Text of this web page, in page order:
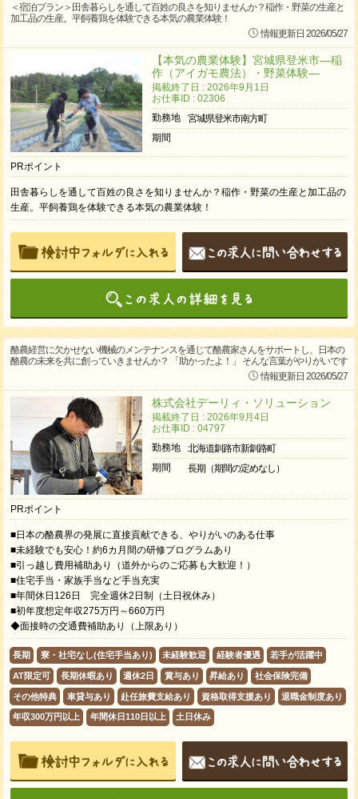
＜宿泊プラン＞田舎暮らしを通して百姓の良さを知りませんか？稲作・野菜の生産と
加工品の生産。平飼養鶏を体験できる本気の農業体験！
情報更新日 2026/05/27
【本気の農業体験】宮城県登米市―稲
作（アイガモ農法）・野菜体験―
掲載終了日 : 2026年9月1日
お仕事ID : 02306
勤務地
宮城県登米市南方町
期間
PRポイント
田舎暮らしを通して百姓の良さを知りませんか？稲作・野菜の生産と加工品の
生産。平飼養鶏を体験できる本気の農業体験！
酪農経営に欠かせない機械のメンテナンスを通じて酪農家さんをサポートし、日本の
酪農の未来を共に創っていきませんか？ 「助かったよ！」 そんな言葉がやりがいです
情報更新日 2026/05/27
株式会社デーリィ・ソリューション
掲載終了日 : 2026年9月4日
お仕事ID : 04797
勤務地
北海道釧路市新釧路町
期間
長期（期間の定めなし）
PRポイント
■日本の酪農界の発展に直接貢献できる、やりがいのある仕事
■未経験でも安心！約6カ月間の研修プログラムあり
■引っ越し費用補助あり（道外からのご応募も大歓迎！）
■住宅手当・家族手当など手当充実
■年間休日126日 完全週休2日制（土日祝休み）
■初年度想定年収275万円～660万円
◆面接時の交通費補助あり（上限あり）
長期 寮・社宅なし(住宅手当あり) 未経験歓迎 経験者優遇 若手が活躍中
AT限定可 長期休暇あり 週休2日 賞与あり 昇給あり 社会保険完備
その他特典 車貸与あり 赴任旅費支給あり 資格取得支援あり 退職金制度あり
年収300万円以上 年間休日110日以上 土日休み